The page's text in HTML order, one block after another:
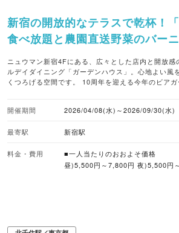
新宿の開放的なテラスで乾杯！
食べ放題と農園直送野菜のバー
ニュウマン新宿4Fにある、広々とした店内と開放感
ルデイダイニング「ガーデンハウス」。心地よい風
くつろげる空間です。 10周年を迎える今年のビアガ
る新鮮な野菜のバーニャカウダや、豚肩ロースのグ
チキン食べ放題がセット。また小学生や未就学児向
時間飲み放題＆チキン食べ放題ビアガーデン（
み放題＆チキン食べ放題ビアガーデン（7,800円/
開催期間 2026/04/08(水)～2026/09/30(水)
最寄駅 新宿駅
料金・費用
■一人当たりのおおよそ価格
昼)5,500円～7,800円 夜)5,500円